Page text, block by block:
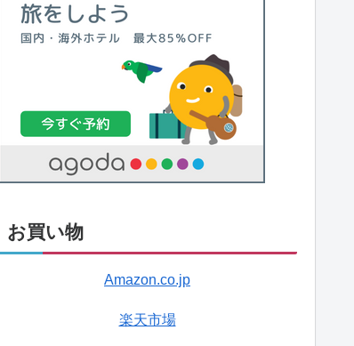
お買い物
Amazon.co.jp
楽天市場